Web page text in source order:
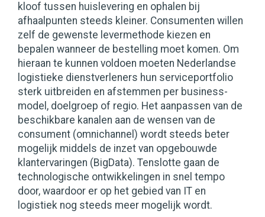
kloof tussen huislevering en ophalen bij
afhaalpunten steeds kleiner. Consumenten willen
zelf de gewenste levermethode kiezen en
bepalen wanneer de bestelling moet komen. Om
hieraan te kunnen voldoen moeten Nederlandse
logistieke dienstverleners hun serviceportfolio
sterk uitbreiden en afstemmen per business-
model, doelgroep of regio. Het aanpassen van de
beschikbare kanalen aan de wensen van de
consument (omnichannel) wordt steeds beter
mogelijk middels de inzet van opgebouwde
klantervaringen (BigData). Tenslotte gaan de
technologische ontwikkelingen in snel tempo
door, waardoor er op het gebied van IT en
logistiek nog steeds meer mogelijk wordt.